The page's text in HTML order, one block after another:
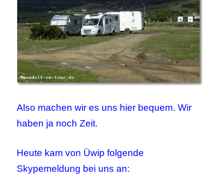
Also machen wir es uns hier bequem. Wir
haben ja noch Zeit.
Heute kam von Üwip folgende
Skypemeldung bei uns an: